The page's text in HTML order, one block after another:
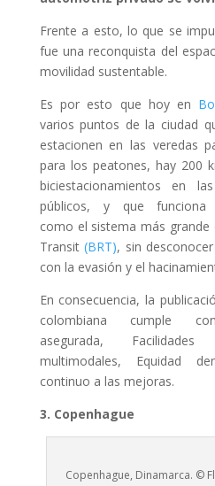
Frente a esto, lo que se
fue una reconquista del
movilidad sustentable.
Es por esto que hoy en
varios puntos de la ciudad
estacionen en las veredas
para los peatones, hay 200
biciestacionamientos en
públicos, y que funciona
como el sistema más grande
Transit(BRT), sin
con la evasión y el
En consecuencia, la
colombiana cumple
asegurada,
multimodales, Equidad
continuo a las mejoras.
3. Copenhague
Copenhague, Dinamarca. ©